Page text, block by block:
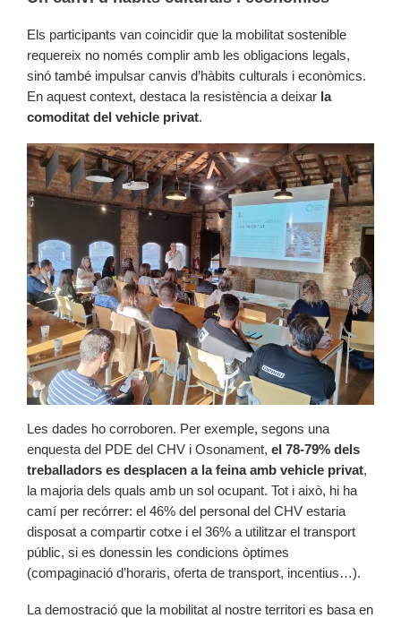
Els participants van coincidir que la mobilitat sostenible
requereix no només complir amb les obligacions legals,
sinó també impulsar canvis d’hàbits culturals i econòmics.
En aquest context, destaca la resistència a deixar la
comoditat del vehicle privat.
Les dades ho corroboren. Per exemple, segons una
enquesta del PDE del CHV i Osonament, el 78-79% dels
treballadors es desplacen a la feina amb vehicle privat,
la majoria dels quals amb un sol ocupant. Tot i això, hi ha
camí per recórrer: el 46% del personal del CHV estaria
disposat a compartir cotxe i el 36% a utilitzar el transport
públic, si es donessin les condicions òptimes
(compaginació d’horaris, oferta de transport, incentius…).
La demostració que la mobilitat al nostre territori es basa en